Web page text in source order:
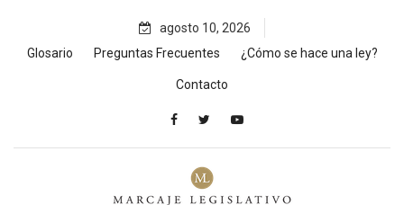
content
agosto 10, 2026
Glosario
Preguntas Frecuentes ¿Cómo se hace una ley?
Contacto